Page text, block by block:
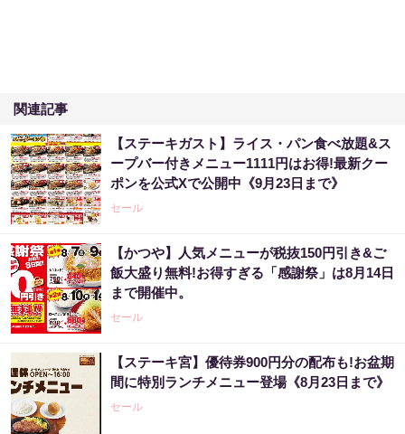
関連記事
【ステーキガスト】ライス・パン食べ放題&ス
ープバー付きメニュー1111円はお得!最新クー
ポンを公式Xで公開中《9月23日まで》
セール
【かつや】人気メニューが税抜150円引き&ご
飯大盛り無料!お得すぎる「感謝祭」は8月14日
まで開催中。
セール
【ステーキ宮】優待券900円分の配布も!お盆期
間に特別ランチメニュー登場《8月23日まで》
セール